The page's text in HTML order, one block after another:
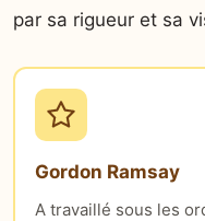
par sa rigueur et sa
Gordon Ramsay
A travaillé sous les